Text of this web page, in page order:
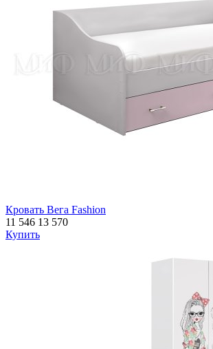
Кровать Вега Fashion
11 546 13 570
Купить